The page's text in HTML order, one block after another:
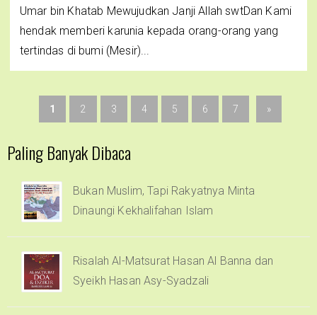
Umar bin Khatab Mewujudkan Janji Allah swtDan Kami
hendak memberi karunia kepada orang-orang yang
tertindas di bumi (Mesir)...
1 2 3 4 5 6 7 »
Paling Banyak Dibaca
Bukan Muslim, Tapi Rakyatnya Minta
Dinaungi Kekhalifahan Islam
Risalah Al-Matsurat Hasan Al Banna dan
Syeikh Hasan Asy-Syadzali